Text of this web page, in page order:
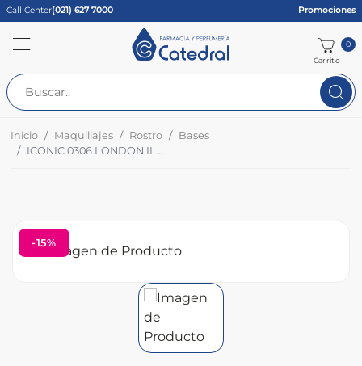
Call Center(021) 627 7000 Promociones
Carrito
0
Inicio Maquillajes Rostro
Bases
ICONIC 0306 LONDON ILLUMINADOR ORIGINAL 13.5ML CJ
-15%